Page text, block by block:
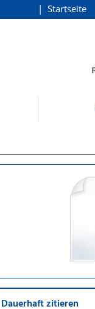
Startseite
Dauerhaft zitieren